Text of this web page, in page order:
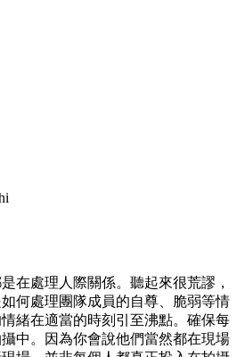
在處理人際關係。聽起來很荒謬，
何處理團隊成員的自尊、脆弱等情
緒在適當的時刻引至沸點。確保每
中。因為你會說他們當然都在現場